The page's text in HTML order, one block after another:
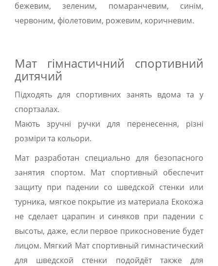
бежевим, зеленим, помаранчевим, синім,
червоним, фіолетовим, рожевим, коричневим.
Мат гімнастичний спортивний
дитячий
Підходять для спортивних занять вдома та у
спортзалах.
Мають зручні ручки для перенесення, різні
розміри та кольори.
Мат разработан специально для безопасного
занятия спортом. Мат спортивный обеспечит
защиту при падении со шведской стенки или
турника, мягкое покрытие из материала Екокожа
не сделает царапин и синяков при падении с
высоты, даже, если первое прикосновение будет
лицом. Мягкий Мат спортивный гимнастический
для шведской стенки подойдёт также для